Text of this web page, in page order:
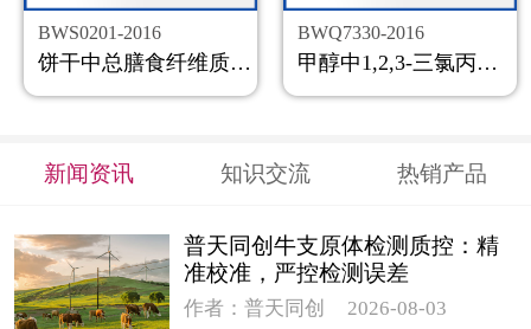
BWS0201-2016
饼干中总膳食纤维质控样品
BWQ7330-2016
甲醇中1,2,3-三氯丙烷溶液标准物质
新闻资讯 知识交流 热销产品
普天同创牛支原体检测质控：精
准校准，严控检测误差
作者：普天同创
2026-08-03